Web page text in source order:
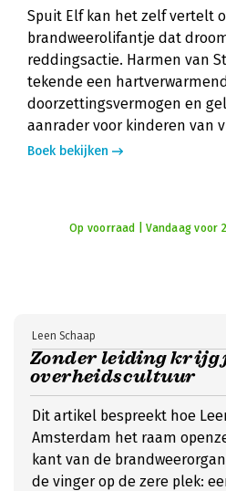
Spuit Elf kan het zelf vertelt
brandweerolifantje dat
reddingsactie. Harmen van
tekende een
doorzettingsvermogen en
aanrader voor kinderen van
Boek bekijken
Op voorraad | Vandaag voor
Zonder leiding krijg
overheidscultuur
Leen Schaap
Dit artikel bespreekt hoe
Amsterdam het raam
kant van de
de vinger op de zere plek: